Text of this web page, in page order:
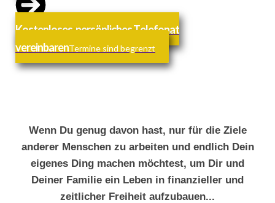
Kostenloses, persönliches Telefonat
vereinbarenTermine sind begrenzt
Wenn Du genug davon hast, nur für die Ziele
anderer Menschen zu arbeiten und endlich Dein
eigenes Ding machen möchtest, um Dir und
Deiner Familie ein Leben in finanzieller und
zeitlicher Freiheit aufzubauen...